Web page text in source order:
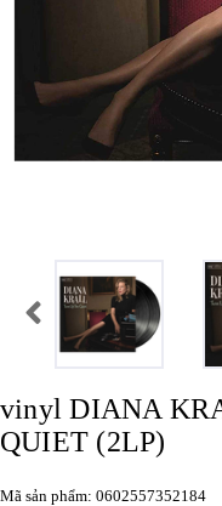
vinyl DIANA
QUIET (2LP)
Mã sản phẩm: 0602557352184